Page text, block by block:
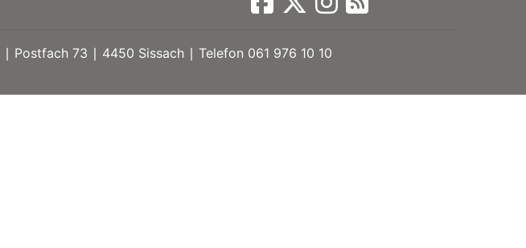
Postfach 73 ∣ 4450 Sissach ∣ Telefon 061 976 10 10